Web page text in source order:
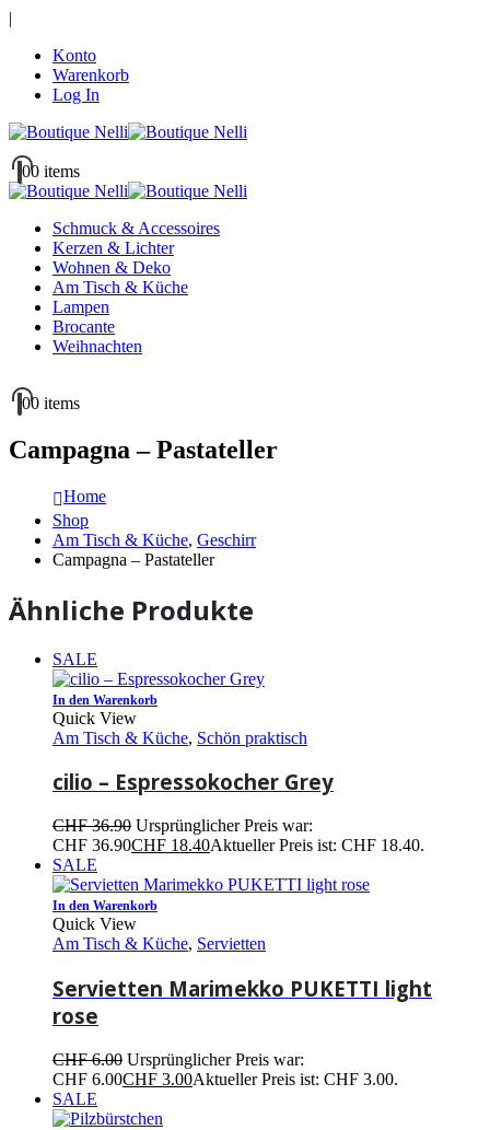
|
Konto
Warenkorb
Log In
00 items
Schmuck & Accessoires
Kerzen & Lichter
Wohnen & Deko
Am Tisch & Küche
Lampen
Brocante
Weihnachten
00 items
Campagna – Pastateller
Home
Shop
Am Tisch & Küche, Geschirr
Campagna – Pastateller
Ähnliche Produkte
SALE
In den Warenkorb
Quick View
Am Tisch & Küche, Schön praktisch
cilio – Espressokocher Grey
CHF36.90 Ursprünglicher Preis war:
CHF 36.90CHF 18.40Aktueller Preis ist: CHF 18.40.
SALE
In den Warenkorb
Quick View
Am Tisch & Küche, Servietten
Servietten Marimekko PUKETTI light
rose
CHF6.00 Ursprünglicher Preis war:
CHF 6.00CHF 3.00Aktueller Preis ist: CHF 3.00.
SALE